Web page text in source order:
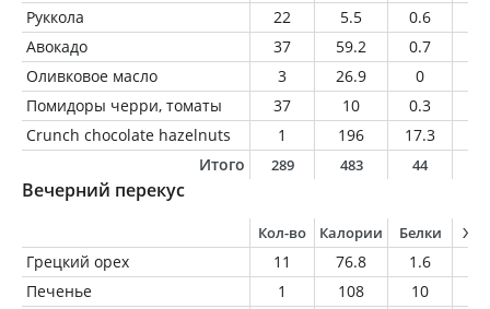
Руккола
22 5.5 0.6
Авокадо
37 59.2 0.7
Оливковое масло
3 26.9 0
Помидоры черри, томаты
37 10 0.3
Crunch chocolate hazelnuts
1 196 17.3
Итого
289 483 44
Вечерний перекус
Кол-во Калории Белки
Грецкий орех 11 76.8 1.6
Печенье
1 108 10